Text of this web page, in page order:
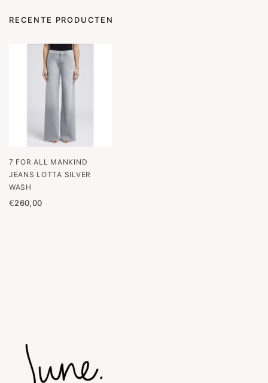
RECENTE PRODUCTEN
7 FOR ALL MANKIND
JEANS LOTTA SILVER
WASH
€260,00